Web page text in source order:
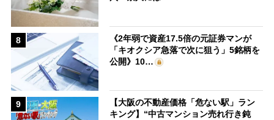
8
《2年弱で資産17.5倍の元証券マンが
「キオクシア急落で次に狙う」5銘柄を
公開》10…
9
【大阪の不動産価格「危ない駅」ラン
キング】“中古マンション売れ行き鈍